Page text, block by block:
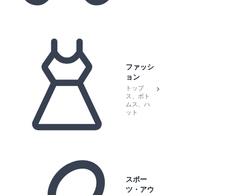
ファッシ
ョン
トップ
ス、ボト
ムス、ハ
ット
スポー
ツ・アウ